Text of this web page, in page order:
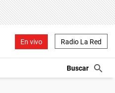
En vivo Radio La Red